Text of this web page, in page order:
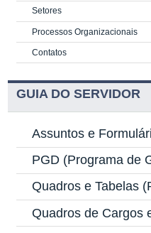
Setores
Processos Organizacionais
Contatos
GUIA DO SERVIDOR
Assuntos e
PGD (Programa de
Quadros e Tabelas
Quadros de Cargos